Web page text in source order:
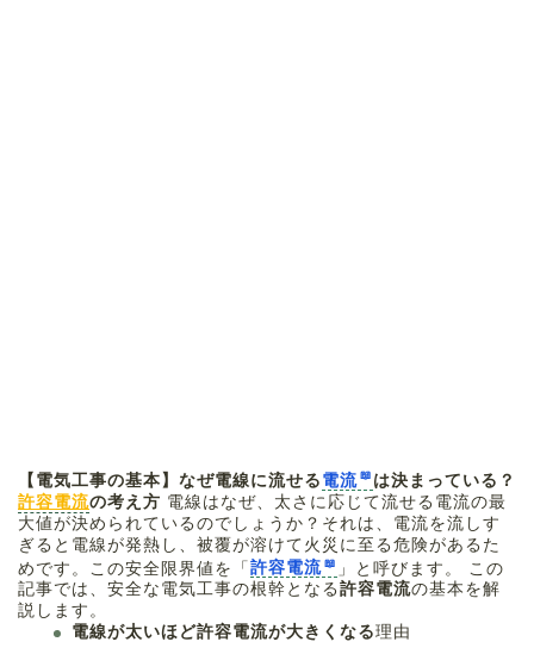
【電気工事の基本】なぜ電線に流せる 電流
は決まっている？
許容電流の考え方 電線はなぜ、太さに応じて流せる電流の最
大値が決められているのでしょうか？それは、電流を流しす
ぎると電線が発熱し、被覆が溶けて火災に至る危険があるた
めです。この安全限界値を「 許容電流
」と呼びます。 この
記事では、安全な電気工事の根幹となる 許容電流の基本を解
説します。
電線が太いほど許容電流が大きくなる理由